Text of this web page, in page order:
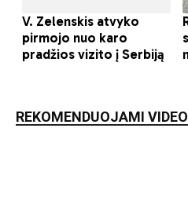
REKOMENDUOJAMI VIDEO